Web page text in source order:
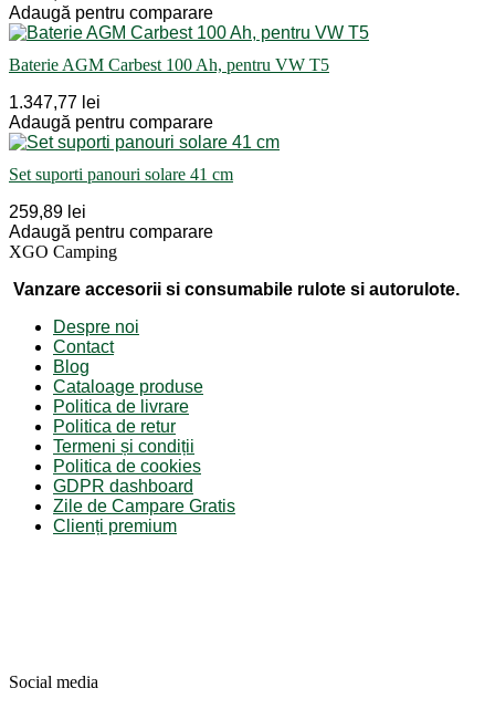
Adaugă pentru comparare
Baterie AGM Carbest 100 Ah, pentru VW T5
1.347,77 lei
Adaugă pentru comparare
Set suporti panouri solare 41 cm
259,89 lei
Adaugă pentru comparare
XGO Camping
Vanzare accesorii si consumabile rulote si autorulote.
Despre noi
Contact
Blog
Cataloage produse
Politica de livrare
Politica de retur
Termeni și condiții
Politica de cookies
GDPR dashboard
Zile de Campare Gratis
Clienți premium
Social media